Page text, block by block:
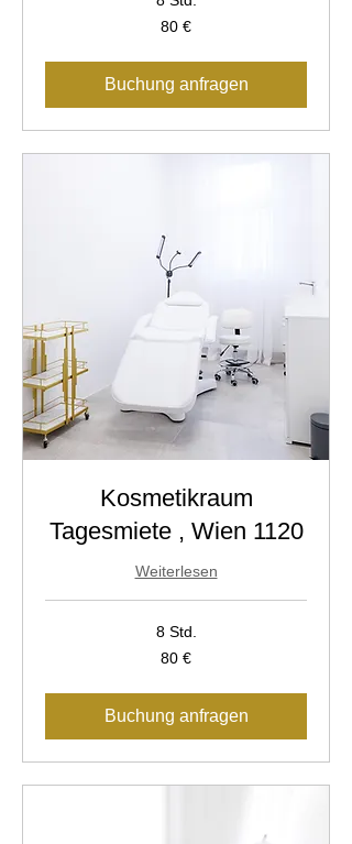
80 €
Buchung anfragen
Kosmetikraum
Tagesmiete , Wien 1120
Weiterlesen
8 Std.
80 €
Buchung anfragen